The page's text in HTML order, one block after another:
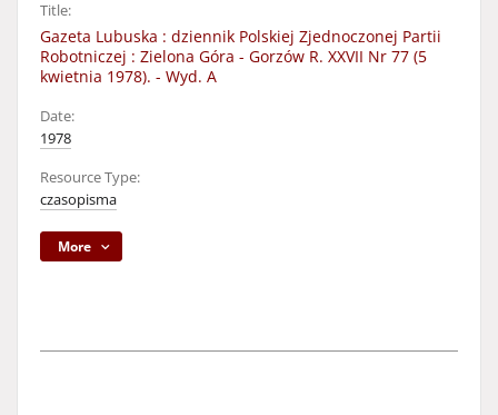
Title:
Gazeta Lubuska : dziennik Polskiej Zjednoczonej Partii
Robotniczej : Zielona Góra - Gorzów R. XXVII Nr 77 (5
kwietnia 1978). - Wyd. A
Date:
1978
Resource Type:
czasopisma
More